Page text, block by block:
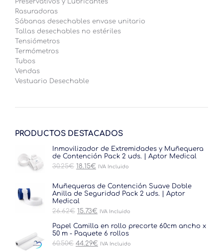
Preservativos y Lubricantes
Rasuradoras
Sábanas desechables envase unitario
Tallas desechables no estériles
Tensiómetros
Termómetros
Tubos
Vendas
Vestuario Desechable
PRODUCTOS DESTACADOS
Inmovilizador de Extremidades y Muñequera
de Contención Pack 2 uds. | Aptor Medical
30.25€ El
era:
30.25€.
18.15€ El
es:
18.15€.
IVA Incluido
Muñequeras de Contención Suave Doble
Anilla de Seguridad Pack 2 uds. | Aptor
Medical
26.62€ El
original
era:
26.62€.
15.73€ El
actual
es:
15.73€.
IVA Incluido
Papel Camilla en rollo precorte 60cm ancho x
50 m - Paquete 6 rollos
60.50€ El
44.29€ El
IVA Incluido